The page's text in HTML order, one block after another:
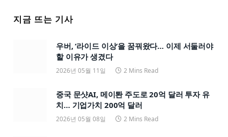
지금 뜨는 기사
우버, ‘라이드 이상’을 꿈꿔왔다… 이제 서둘러야
할 이유가 생겼다
2026년 05월 11일 2 Mins Read
중국 문샷AI, 메이퇀 주도로 20억 달러 투자 유
치… 기업가치 200억 달러
2026년 05월 08일 2 Mins Read